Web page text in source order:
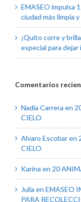
EMASEO impulsa
ciudad más limpia
¡Quito corre y
especial para dejar
Comentarios
Nadia Carrera en
CIELO
Alvaro Escobaren
CIELO
Karina en 20
Julia en EMASEO
PARA